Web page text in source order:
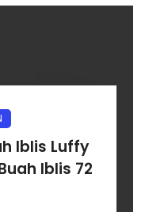
Iblis Luffy
Iblis 72